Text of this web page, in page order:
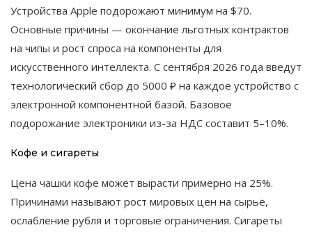
Устройства Apple подорожают минимум на $70.
Основные причины — окончание льготных контрактов
на чипы и рост спроса на компоненты для
искусственного интеллекта. С сентября 2026 года введут
технологический сбор до 5000 ₽ на каждое устройство с
электронной компонентной базой. Базовое
подорожание электроники из-за НДС составит 5–10%.
Кофе и сигареты
Цена чашки кофе может вырасти примерно на 25%.
Причинами называют рост мировых цен на сырьё,
ослабление рубля и торговые ограничения. Сигареты